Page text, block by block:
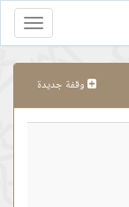
وقفة جديدة